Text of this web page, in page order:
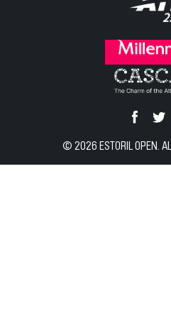
VISIT
COMPRAR
© 2026 ESTORIL OPEN.